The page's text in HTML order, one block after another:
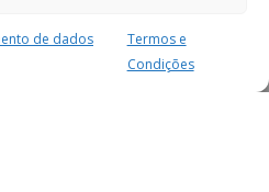
de dados
Termos e
Condições